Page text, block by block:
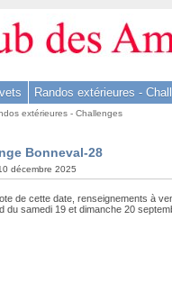
Randos extérieures -
extérieures - Challenges
Bonneval-28
décembre 2025
de cette date, renseignements à
du samedi 19 et dimanche 20